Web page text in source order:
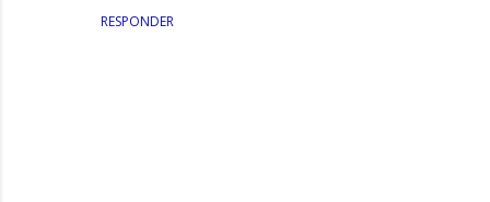
RESPONDER